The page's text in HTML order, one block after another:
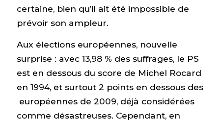
certaine, bien qu’il ait été impossible de
prévoir son ampleur.
Aux élections européennes, nouvelle
surprise : avec 13,98 % des suffrages, le PS
est en dessous du score de Michel Rocard
en 1994, et surtout 2 points en dessous des
européennes de 2009, déjà considérées
comme désastreuses. Cependant, en